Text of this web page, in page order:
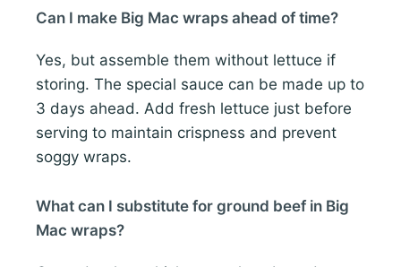
Can I make Big Mac wraps ahead of time?
Yes, but assemble them without lettuce if
storing. The special sauce can be made up to
3 days ahead. Add fresh lettuce just before
serving to maintain crispness and prevent
soggy wraps.
What can I substitute for ground beef in Big
Mac wraps?